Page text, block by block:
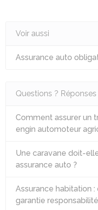
Voir aussi
Assurance auto
Questions ? Réponses
Comment assurer un
engin automoteur
Une caravane doit-
assurance auto ?
Assurance habitation
garantie